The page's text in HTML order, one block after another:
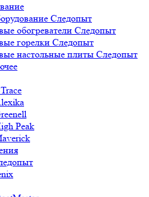
Следопыт
обогреватели Следопыт
горелки Следопыт
настольные плиты Следопыт
Peak